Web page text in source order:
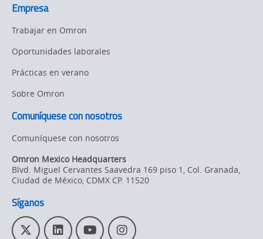
Empresa
Trabajar en Omron
Oportunidades laborales
Prácticas en verano
Sobre Omron
Comuníquese con nosotros
Comuníquese con nosotros
Omron Mexico Headquarters
Blvd. Miguel Cervantes Saavedra 169 piso 1, Col. Granada,
Ciudad de México, CDMX CP. 11520
Síganos
T L Y I